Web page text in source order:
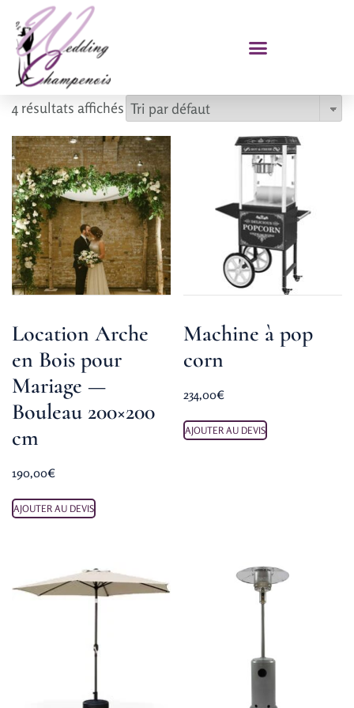
4 résultats affichés
Location Arche
en Bois pour
Mariage —
Bouleau 200×200
cm
190,00€
AJOUTER AU DEVIS
Machine à pop
corn
234,00€
AJOUTER AU DEVIS